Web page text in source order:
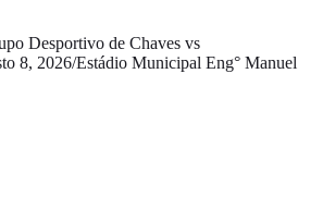
Desportivo de Chaves vs
8, 2026/Estádio Municipal Eng° Manuel